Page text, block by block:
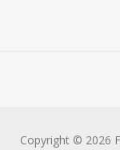
Copyright © 2026